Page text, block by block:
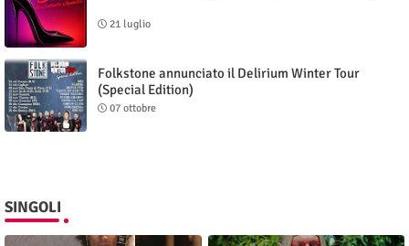
21 luglio
Folkstone annunciato il Delirium Winter Tour
(Special Edition)
07 ottobre
SINGOLI